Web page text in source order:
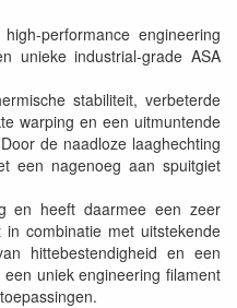
performance engineering
unieke industrial-grade ASA
stabiliteit, verbeterde
warping en een uitmuntende
de naadloze laaghechting
een nagenoeg aan spuitgiet
en heeft daarmee een zeer
combinatie met uitstekende
hittebestendigheid en een
uniek engineering filament